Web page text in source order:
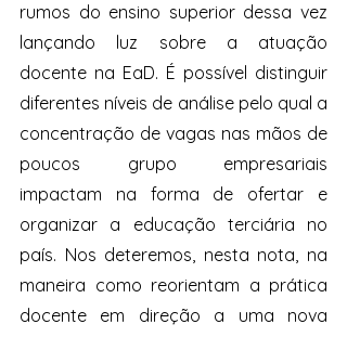
rumos do ensino superior dessa vez
lançando luz sobre a atuação
docente na EaD. É possível distinguir
diferentes níveis de análise pelo qual a
concentração de vagas nas mãos de
poucos grupo empresariais
impactam na forma de ofertar e
organizar a educação terciária no
país. Nos deteremos, nesta nota, na
maneira como reorientam a prática
docente em direção a uma nova